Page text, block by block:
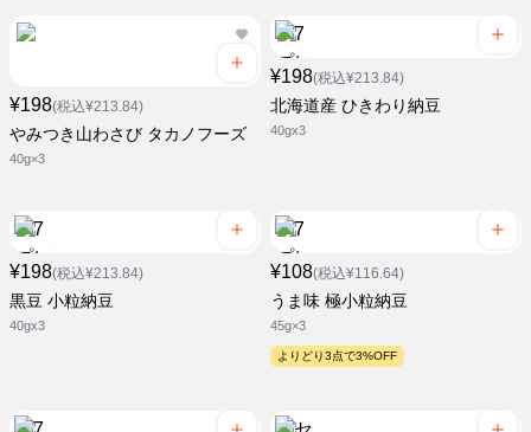
¥198(税込¥213.84)
やみつき山わさび タカノフーズ
40g×3
¥198(税込¥213.84)
北海道産 ひきわり納豆
40gx3
¥198(税込¥213.84)
黒豆 小粒納豆
40gx3
¥108(税込¥116.64)
うま味 極小粒納豆
45g×3
よりどり3点で3%OFF